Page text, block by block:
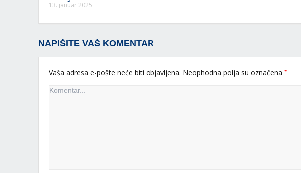
13. januar 2025
NAPIŠITE VAŠ KOMENTAR
Vaša adresa e-pošte neće biti objavljena. Neophodna polja su označena *